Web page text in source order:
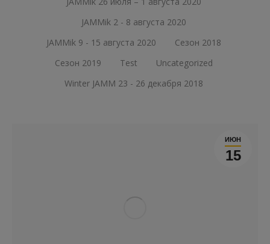
JAMMik 2 - 8 августа 2020
JAMMik 9 - 15 августа 2020
Сезон 2018
Сезон 2019
Test
Uncategorized
Winter JAMM 23 - 26 декабря 2018
ИЮН
15